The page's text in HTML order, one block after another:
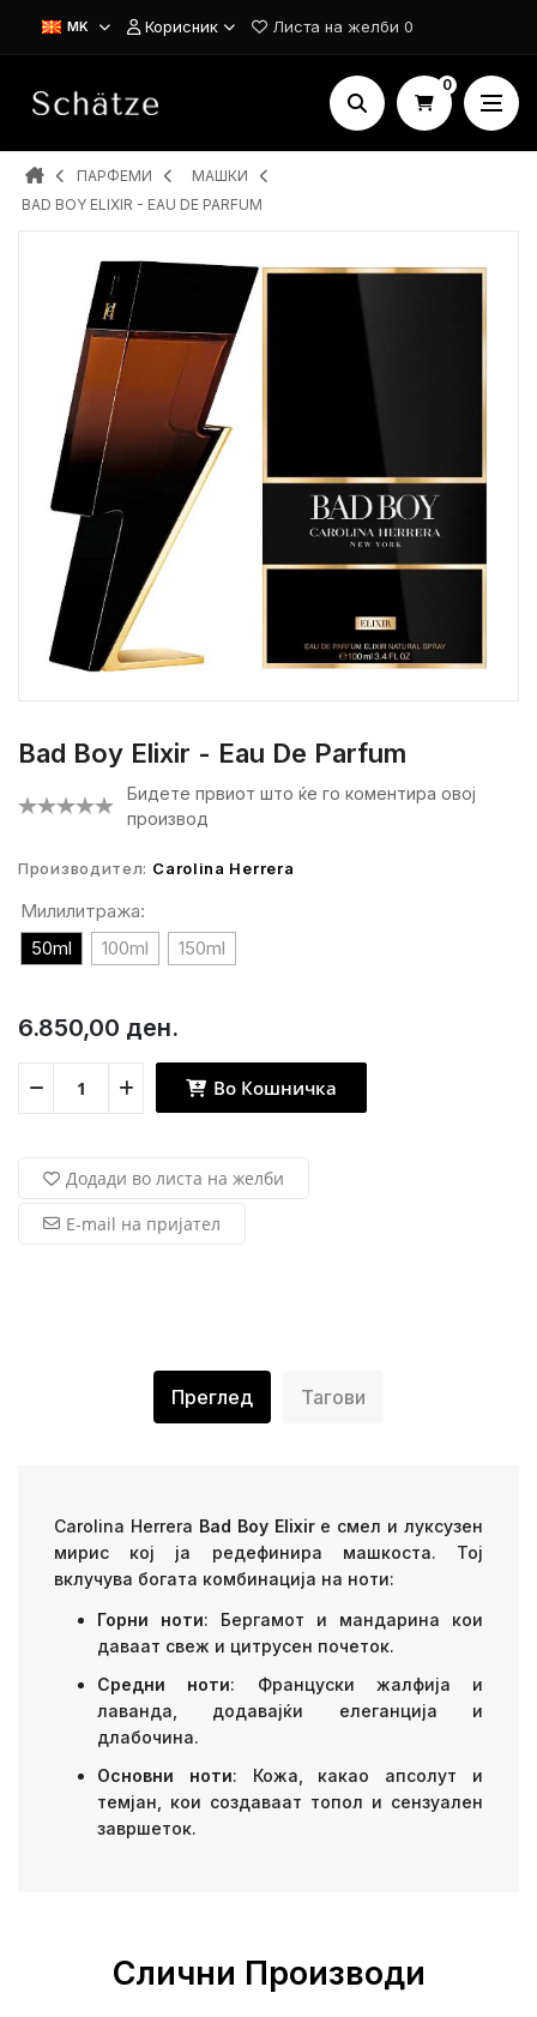
MK Корисник Листа на желби 0
0
ПАРФЕМИ
MAШКИ
BAD BOY ELIXIR - EAU DE PARFUM
Bad Boy Elixir - Eau De Parfum
Бидете првиот што ќе го коментира овој
производ
Производител: Carolina Herrera
Милилитража:
50ml
100ml 150ml
6.850,00 ден.
Во Кошничка
Додади во листа на желби
E-mail на пријател
Преглед Тагови
Carolina Herrera Bad Boy Elixirе смел и луксузен
мирис кој ја редефинира машкоста. Тој
вклучува богата комбинација на ноти:
Горни ноти: Бергамот и мандарина кои
даваат свеж и цитрусен почеток.
Средни ноти: Француски жалфија и
лаванда, додавајќи елеганција и
длабочина.
Основни ноти: Кожа, какао апсолут и
темјан, кои создаваат топол и сензуален
завршеток.
Слични Производи